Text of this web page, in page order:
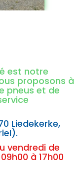
est notre
proposons à
pneus et de
Liedekerke,
vendredi de
à 17h00